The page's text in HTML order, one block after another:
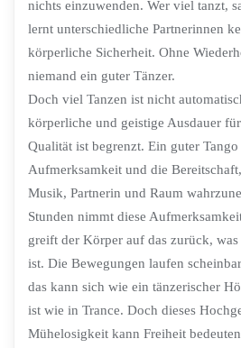
nichts einzuwenden. Wer viel tanzt,
lernt unterschiedliche Partnerinnen
körperliche Sicherheit. Ohne
niemand ein guter Tänzer.
Doch viel Tanzen ist nicht
körperliche und geistige Ausdauer
Qualität ist begrenzt. Ein guter
Aufmerksamkeit und die
Musik, Partnerin und Raum
Stunden nimmt diese
greift der Körper auf das zurück,
ist. Die Bewegungen laufen
das kann sich wie ein tänzerischer
ist wie in Trance. Doch dieses
Mühelosigkeit kann Freiheit